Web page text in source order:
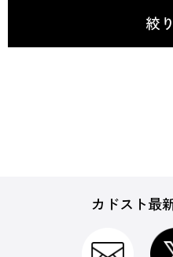
絞
カドスト最